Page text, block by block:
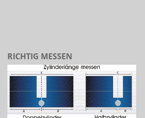
RICHTIG MESSEN